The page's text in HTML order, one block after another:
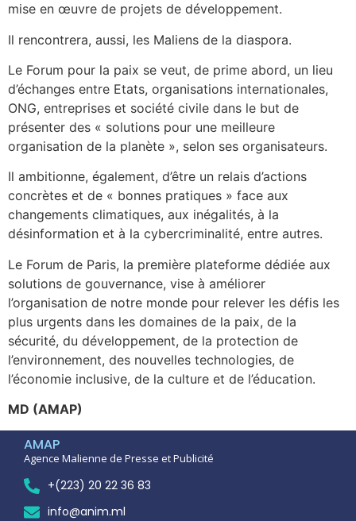
mise en œuvre de projets de développement.
Il rencontrera, aussi, les Maliens de la diaspora.
Le Forum pour la paix se veut, de prime abord, un lieu
d’échanges entre Etats, organisations internationales,
ONG, entreprises et société civile dans le but de
présenter des « solutions pour une meilleure
organisation de la planète », selon ses organisateurs.
Il ambitionne, également, d’être un relais d’actions
concrètes et de « bonnes pratiques » face aux
changements climatiques, aux inégalités, à la
désinformation et à la cybercriminalité, entre autres.
Le Forum de Paris, la première plateforme dédiée aux
solutions de gouvernance, vise à améliorer
l’organisation de notre monde pour relever les défis les
plus urgents dans les domaines de la paix, de la
sécurité, du développement, de la protection de
l’environnement, des nouvelles technologies, de
l’économie inclusive, de la culture et de l’éducation.
MD (AMAP)
AMAP
Agence Malienne de Presse et Publicité
+(223) 20 22 36 83
info@anim.ml